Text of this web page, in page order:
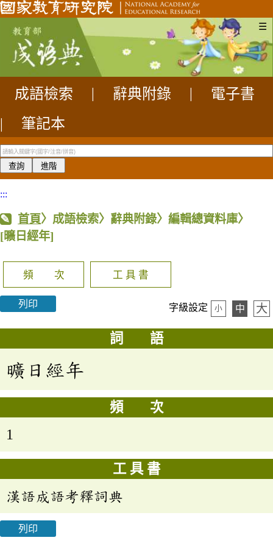
☰
成語檢索 辭典附錄
電子書
|
筆記本
:::
首頁〉成語檢索〉辭典附錄〉編輯總資料庫〉
[曠日經年]
頻 次 工 具 書
列印 字級設定 小 中 大
詞 語
曠日經年
頻 次
1
工 具 書
漢語成語考釋詞典
列印